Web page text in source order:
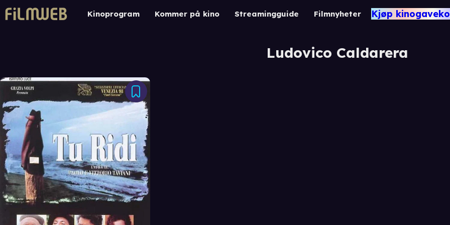
Kinoprogram Kommer på kino Streamingguide Filmnyheter Kjøp
Ludovico Caldarera